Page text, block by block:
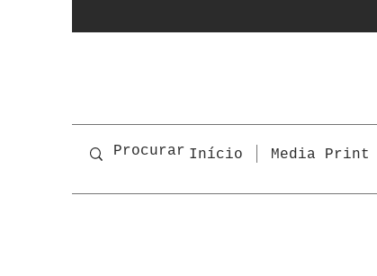
Início Media Print